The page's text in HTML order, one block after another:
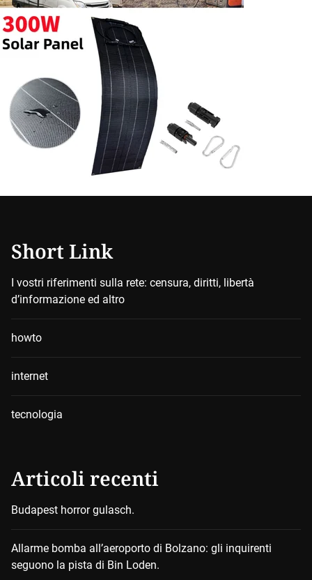
Short Link
I vostri riferimenti sulla rete: censura, diritti, libertà
d’informazione ed altro
howto
internet
tecnologia
Articoli recenti
Budapest horror gulasch.
Allarme bomba all’aeroporto di Bolzano: gli inquirenti
seguono la pista di Bin Loden.